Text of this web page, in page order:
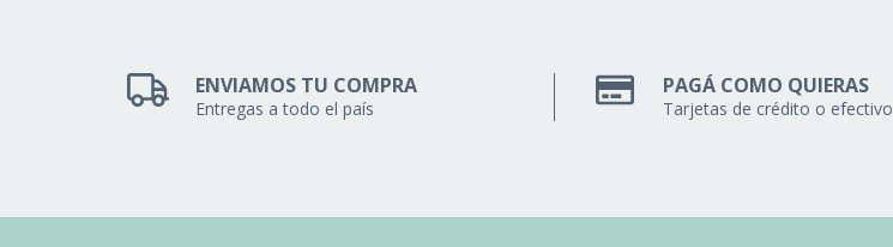
ENVIAMOS TU COMPRA
Entregas a todo el país
PAGÁ COMO QUIERAS
Tarjetas de crédito o efectivo